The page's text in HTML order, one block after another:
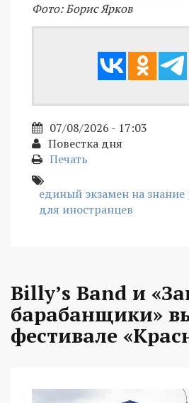
Фото: Борис Ярков
07/08/2026 - 17:03
Повестка дня
Печать
единый экзамен на знание
для иностранцев
Billy’s Band и
барабанщики»
фестивале